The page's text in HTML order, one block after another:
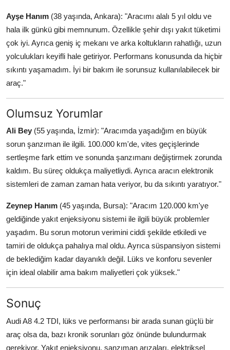
Ayşe Hanım (38 yaşında, Ankara): "Aracımı alalı 5 yıl oldu ve
hala ilk günkü gibi memnunum. Özellikle şehir dışı yakıt tüketimi
çok iyi. Ayrıca geniş iç mekanı ve arka koltukların rahatlığı, uzun
yolculukları keyifli hale getiriyor. Performans konusunda da hiçbir
sıkıntı yaşamadım. İyi bir bakım ile sorunsuz kullanılabilecek bir
araç."
Olumsuz Yorumlar
Ali Bey (55 yaşında, İzmir): "Aracımda yaşadığım en büyük
sorun şanzıman ile ilgili. 100.000 km'de, vites geçişlerinde
sertleşme fark ettim ve sonunda şanzımanı değiştirmek zorunda
kaldım. Bu süreç oldukça maliyetliydi. Ayrıca aracın elektronik
sistemleri de zaman zaman hata veriyor, bu da sıkıntı yaratıyor."
Zeynep Hanım (45 yaşında, Bursa): "Aracım 120.000 km'ye
geldiğinde yakıt enjeksiyonu sistemi ile ilgili büyük problemler
yaşadım. Bu sorun motorun verimini ciddi şekilde etkiledi ve
tamiri de oldukça pahalıya mal oldu. Ayrıca süspansiyon sistemi
de beklediğim kadar dayanıklı değil. Lüks ve konforu sevenler
için ideal olabilir ama bakım maliyetleri çok yüksek."
Sonuç
Audi A8 4.2 TDI, lüks ve performansı bir arada sunan güçlü bir
araç olsa da, bazı kronik sorunları göz önünde bulundurmak
gerekiyor. Yakıt enjeksiyonu, şanzıman arızaları, elektriksel